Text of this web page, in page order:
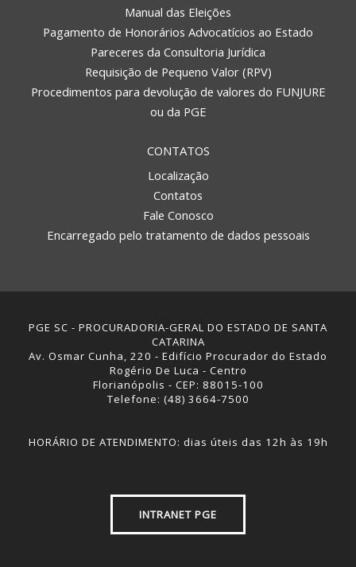
Manual das Eleições
Pagamento de Honorários Advocatícios ao Estado
Pareceres da Consultoria Jurídica
Requisição de Pequeno Valor (RPV)
Procedimentos para devolução de valores do FUNJURE
ou da PGE
CONTATOS
Localização
Contatos
Fale Conosco
Encarregado pelo tratamento de dados pessoais
PGE SC - PROCURADORIA-GERAL DO ESTADO DE SANTA
CATARINA
Av. Osmar Cunha, 220 - Edifício Procurador do Estado
Rogério De Luca - Centro
Florianópolis - CEP: 88015-100
Telefone: (48) 3664-7500
HORÁRIO DE ATENDIMENTO: dias úteis das 12h às 19h
INTRANET PGE